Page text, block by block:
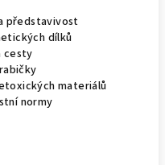
představivost
dílků
cesty
materiálů
normy